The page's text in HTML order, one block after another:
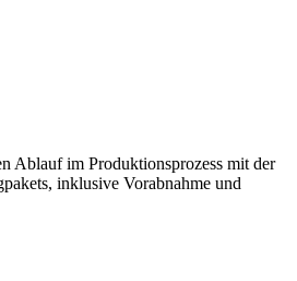
Ablauf im Produktionsprozess mit der
inklusive Vorabnahme und